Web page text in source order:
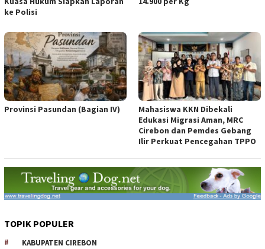
ke Polisi
Provinsi Pasundan (Bagian IV)
Mahasiswa KKN Dibekali
Edukasi Migrasi Aman, MRC
Cirebon dan Pemdes Gebang
Ilir Perkuat Pencegahan TPPO
TOPIK POPULER
KABUPATEN CIREBON